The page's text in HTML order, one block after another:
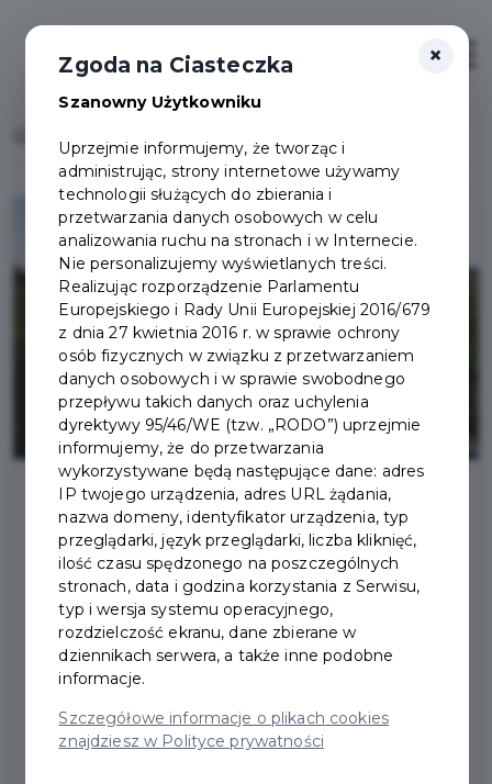
2021-05-06
DRUGI ETAP BUDOWY
ZBIORNIKA
RETENCYJNEGO
×
Zgoda na Ciasteczka
Szanowny Użytkowniku
Uprzejmie informujemy, że tworząc i
administrując, strony internetowe używamy
technologii służących do zbierania i
przetwarzania danych osobowych w celu
analizowania ruchu na stronach i w Internecie.
Nie personalizujemy wyświetlanych treści.
Realizując rozporządzenie Parlamentu
Europejskiego i Rady Unii Europejskiej 2016/679
z dnia 27 kwietnia 2016 r. w sprawie ochrony
osób fizycznych w związku z przetwarzaniem
danych osobowych i w sprawie swobodnego
przepływu takich danych oraz uchylenia
dyrektywy 95/46/WE (tzw. „RODO”) uprzejmie
informujemy, że do przetwarzania
wykorzystywane będą następujące dane: adres
IP twojego urządzenia, adres URL żądania,
nazwa domeny, identyfikator urządzenia, typ
przeglądarki, język przeglądarki, liczba kliknięć,
ilość czasu spędzonego na poszczególnych
stronach, data i godzina korzystania z Serwisu,
typ i wersja systemu operacyjnego,
rozdzielczość ekranu, dane zbierane w
dziennikach serwera, a także inne podobne
informacje.
Szczegółowe informacje o plikach cookies
znajdziesz w Polityce prywatności